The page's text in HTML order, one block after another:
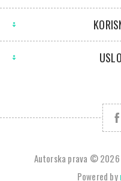
Autorska prava © 2026
Powered by